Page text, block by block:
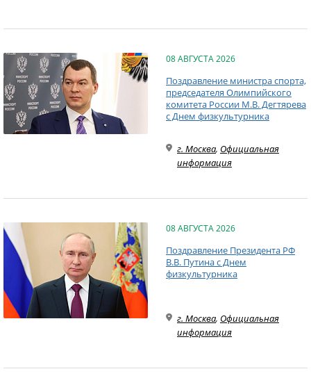
08 АВГУСТА 2026
Поздравление министра спорта,
председателя Олимпийского
комитета России М.В. Дегтярева
с Днем физкультурника
г. Москва, Официальная
информация
08 АВГУСТА 2026
Поздравление Президента РФ
В.В. Путина с Днем
физкультурника
г. Москва, Официальная
информация